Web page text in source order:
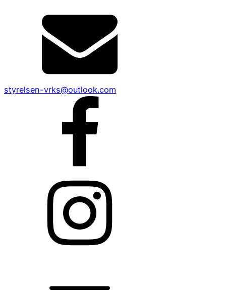
styrelsen-vrks@outlook.com